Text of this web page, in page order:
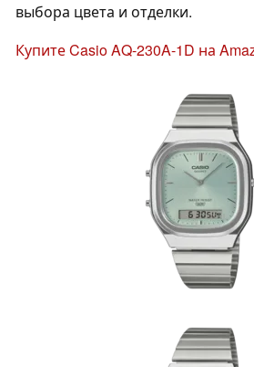
выбора цвета и отделки.
Купите Casio AQ-230A-1D на